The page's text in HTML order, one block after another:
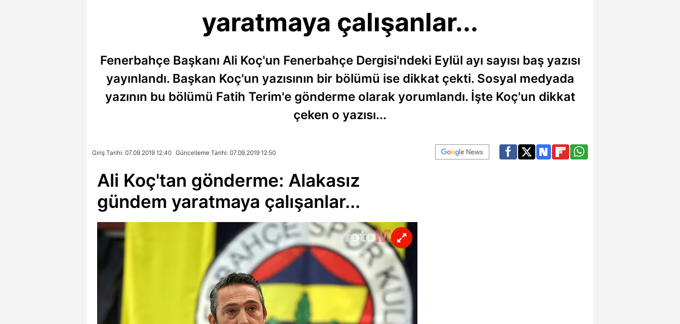
yaratmaya çalışanlar...
Fenerbahçe Başkanı Ali Koç'un Fenerbahçe Dergisi'ndeki Eylül ayı sayısı baş yazısı
yayınlandı. Başkan Koç'un yazısının bir bölümü ise dikkat çekti. Sosyal medyada
yazının bu bölümü Fatih Terim'e gönderme olarak yorumlandı. İşte Koç'un dikkat
çeken o yazısı...
Giriş Tarihi: 07.09.2019 12:40 Güncelleme Tarihi: 07.09.2019 12:50
Ali Koç'tan gönderme: Alakasız
gündem yaratmaya çalışanlar...